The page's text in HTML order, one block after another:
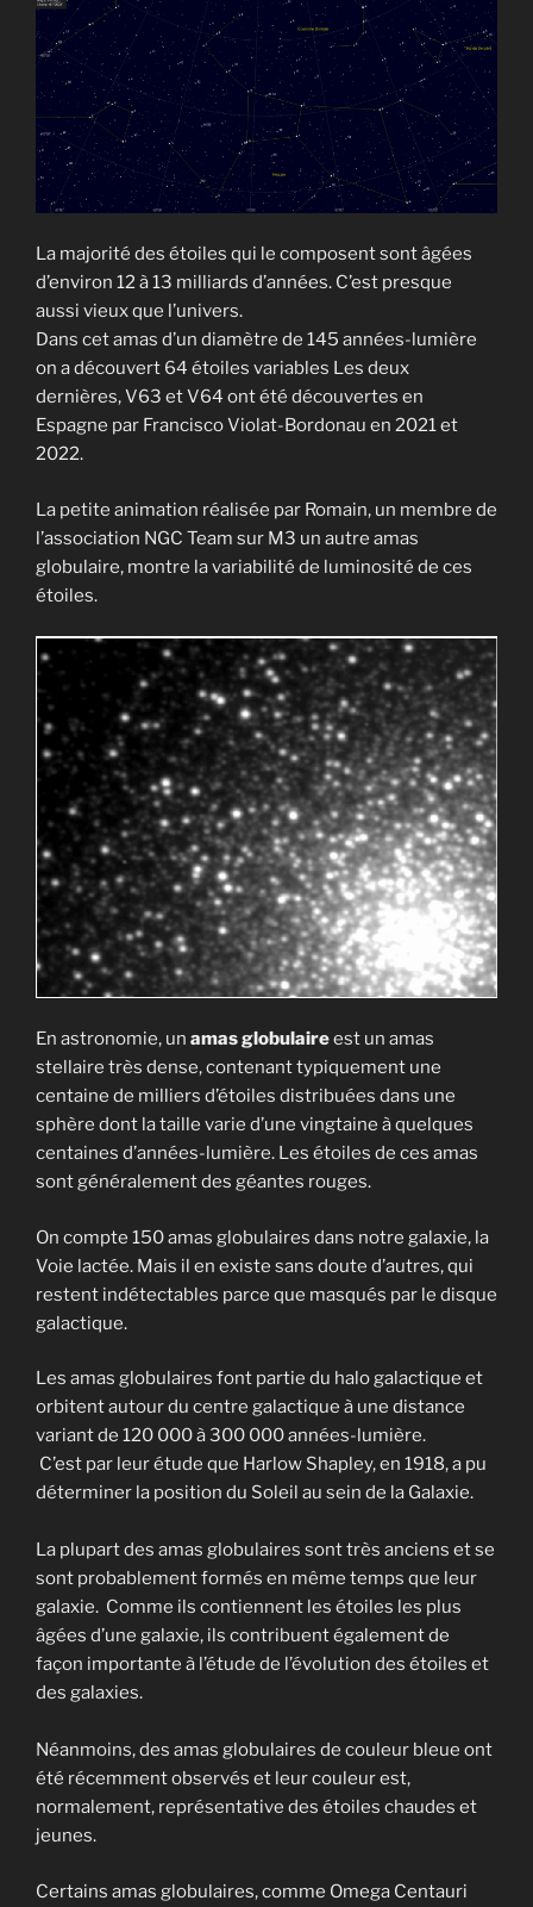
La majorité des étoiles qui le composent sont âgées
d’environ 12 à 13 milliards d’années. C’est presque
aussi vieux que l’univers.
Dans cet amas d’un diamètre de 145 années-lumière
on a découvert 64 étoiles variables Les deux
dernières, V63 et V64 ont été découvertes en
Espagne par Francisco Violat-Bordonau en 2021 et
2022.
La petite animation réalisée par Romain, un membre de
l’association NGC Team sur M3 un autre amas
globulaire, montre la variabilité de luminosité de ces
étoiles.
En astronomie, un amas globulaireest un amas
stellaire très dense, contenant typiquement une
centaine de milliers d’étoiles distribuées dans une
sphère dont la taille varie d’une vingtaine à quelques
centaines d’années-lumière. Les étoiles de ces amas
sont généralement des géantes rouges.
On compte 150 amas globulaires dans notre galaxie, la
Voie lactée. Mais il en existe sans doute d’autres, qui
restent indétectables parce que masqués par le disque
galactique.
Les amas globulaires font partie du halo galactique et
orbitent autour du centre galactique à une distance
variant de 120 000 à 300 000 années-lumière.
C’est par leur étude que Harlow Shapley, en 1918, a pu
déterminer la position du Soleil au sein de la Galaxie.
La plupart des amas globulaires sont très anciens et se
sont probablement formés en même temps que leur
galaxie. Comme ils contiennent les étoiles les plus
âgées d’une galaxie, ils contribuent également de
façon importante à l’étude de l’évolution des étoiles et
des galaxies.
Néanmoins, des amas globulaires de couleur bleue ont
été récemment observés et leur couleur est,
normalement, représentative des étoiles chaudes et
jeunes.
Certains amas globulaires, comme Omega Centauri